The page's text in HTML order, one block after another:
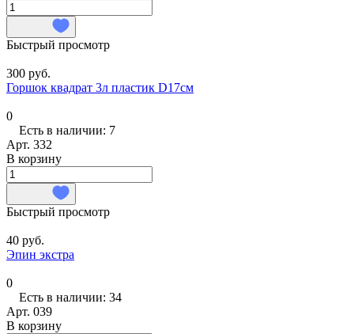
Быстрый просмотр
300 руб.
Горшок квадрат 3л пластик D17см
0
Есть в наличии: 7
Арт. 332
В корзину
Быстрый просмотр
40 руб.
Эпин экстра
0
Есть в наличии: 34
Арт. 039
В корзину